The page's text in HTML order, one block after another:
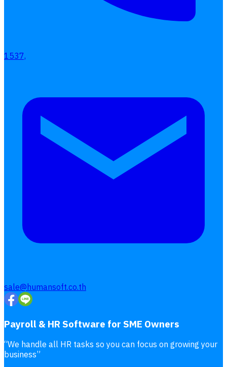
เอกสารออนไลน์
ลางาน
1537,
sale@humansoft.co.th
Payroll & HR Software for SME Owners
“We handle all HR tasks so you can focus on growing your
business”